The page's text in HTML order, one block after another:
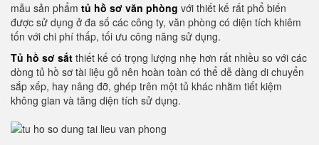
mẫu sản phẩm tủ hồ sơ văn phòng với thiết kế rất phổ biến
được sử dụng ở đa số các công ty, văn phòng có diện tích khiêm
tốn với chi phí thấp, tối ưu công năng sử dụng.
Tủ hồ sơ sắt thiết kế có trọng lượng nhẹ hơn rất nhiều so với các
dòng tủ hồ sơ tài liệu gỗ nên hoàn toàn có thể dễ dàng di chuyển
sắp xếp, hay nâng đỡ, ghép trên một tủ khác nhằm tiết kiệm
không gian và tăng diện tích sử dụng.